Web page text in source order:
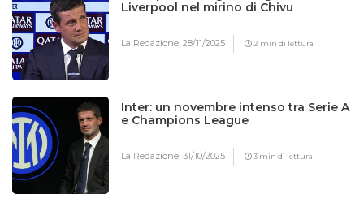
Liverpool nel mirino di Chivu
La Redazione,28/11/2025 2 min di lettura
Inter: un novembre intenso tra Serie A
e Champions League
La Redazione,31/10/2025 3 min di lettura